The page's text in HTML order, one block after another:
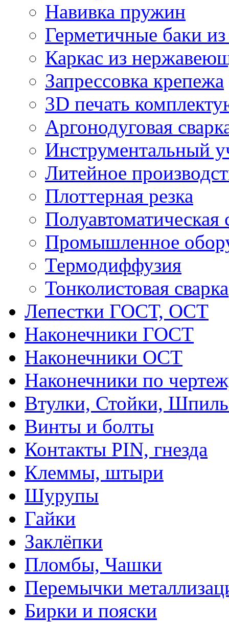
Навивка пружин
Герметичные баки
Каркас из
Запрессовка крепежа
3D печать
Аргонодуговая
Инструментальный
Литейное
Плоттерная резка
Полуавтоматическая
Промышленное
Термодиффузия
Тонколистовая сварка
Лепестки ГОСТ, ОСТ
Наконечники ГОСТ
Наконечники ОСТ
Наконечники по
Втулки, Стойки,
Винты и болты
Контакты PIN, гнезда
Клеммы, штыри
Шурупы
Гайки
Заклёпки
Пломбы, Чашки
Перемычки
Бирки и пояски